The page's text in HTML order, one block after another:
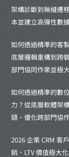
架構診斷到無縫遷
本並建立高彈性數
如何透過精準的客
底層邏輯重構到跨
部門協同作業並極
如何透過精準的數
力？從底層軟體架
頸、優化跨部門協
2026 企業 CRM 客
銷、LTV 價值極大